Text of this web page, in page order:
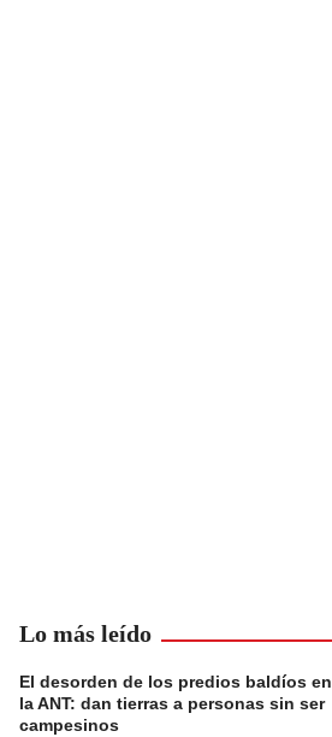
Lo más leído
El desorden de los predios baldíos en
la ANT: dan tierras a personas sin ser
campesinos